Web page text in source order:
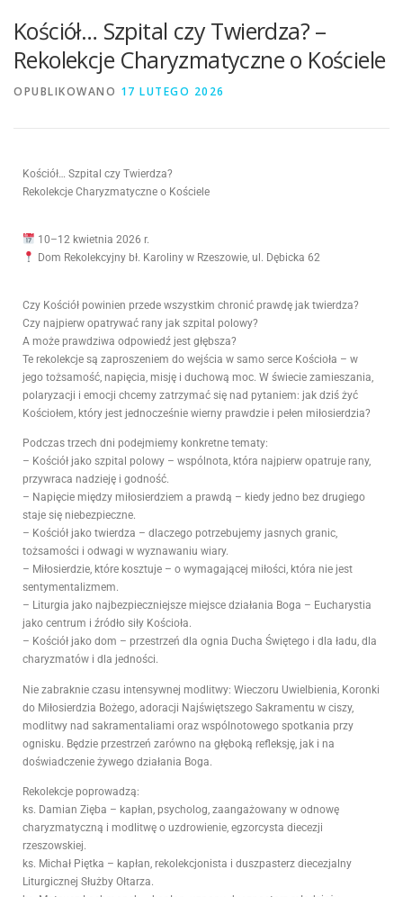
Kościół… Szpital czy Twierdza? –
Rekolekcje Charyzmatyczne o Kościele
OPUBLIKOWANO 17 LUTEGO 2026
Kościół… Szpital czy Twierdza?
Rekolekcje Charyzmatyczne o Kościele
10–12 kwietnia 2026 r.
Dom Rekolekcyjny bł. Karoliny w Rzeszowie, ul. Dębicka 62
Czy Kościół powinien przede wszystkim chronić prawdę jak twierdza?
Czy najpierw opatrywać rany jak szpital polowy?
A może prawdziwa odpowiedź jest głębsza?
Te rekolekcje są zaproszeniem do wejścia w samo serce Kościoła – w
jego tożsamość, napięcia, misję i duchową moc. W świecie zamieszania,
polaryzacji i emocji chcemy zatrzymać się nad pytaniem: jak dziś żyć
Kościołem, który jest jednocześnie wierny prawdzie i pełen miłosierdzia?
Podczas trzech dni podejmiemy konkretne tematy:
– Kościół jako szpital polowy – wspólnota, która najpierw opatruje rany,
przywraca nadzieję i godność.
– Napięcie między miłosierdziem a prawdą – kiedy jedno bez drugiego
staje się niebezpieczne.
– Kościół jako twierdza – dlaczego potrzebujemy jasnych granic,
tożsamości i odwagi w wyznawaniu wiary.
– Miłosierdzie, które kosztuje – o wymagającej miłości, która nie jest
sentymentalizmem.
– Liturgia jako najbezpieczniejsze miejsce działania Boga – Eucharystia
jako centrum i źródło siły Kościoła.
– Kościół jako dom – przestrzeń dla ognia Ducha Świętego i dla ładu, dla
charyzmatów i dla jedności.
Nie zabraknie czasu intensywnej modlitwy: Wieczoru Uwielbienia, Koronki
do Miłosierdzia Bożego, adoracji Najświętszego Sakramentu w ciszy,
modlitwy nad sakramentaliami oraz wspólnotowego spotkania przy
ognisku. Będzie przestrzeń zarówno na głęboką refleksję, jak i na
doświadczenie żywego działania Boga.
Rekolekcje poprowadzą:
ks. Damian Zięba – kapłan, psycholog, zaangażowany w odnowę
charyzmatyczną i modlitwę o uzdrowienie, egzorcysta diecezji
rzeszowskiej.
ks. Michał Piętka – kapłan, rekolekcjonista i duszpasterz diecezjalny
Liturgicznej Służby Ołtarza.